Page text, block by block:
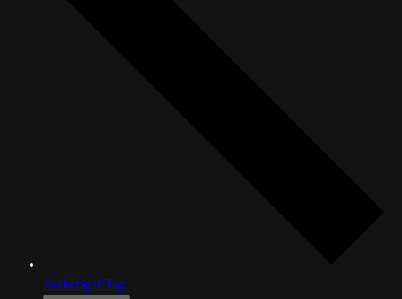
Vorheriger Tag